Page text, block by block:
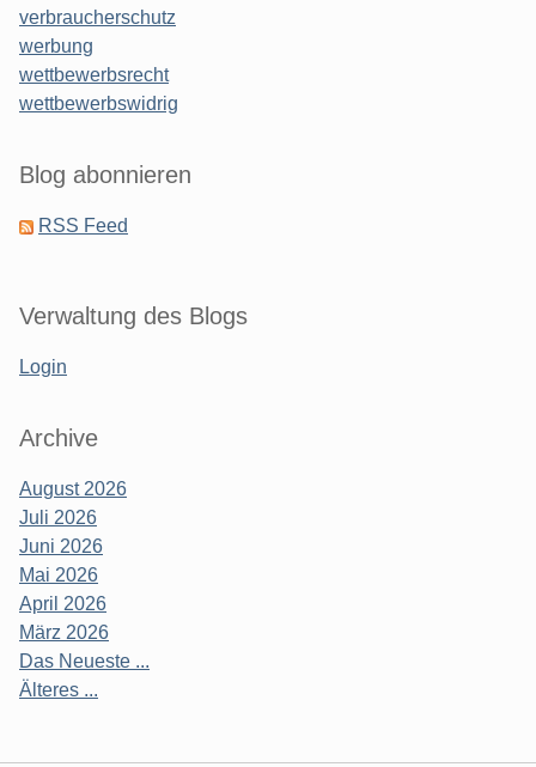
verbraucherschutz
werbung
wettbewerbsrecht
wettbewerbswidrig
Blog abonnieren
RSS Feed
Verwaltung des Blogs
Login
Archive
August 2026
Juli 2026
Juni 2026
Mai 2026
April 2026
März 2026
Das Neueste ...
Älteres ...